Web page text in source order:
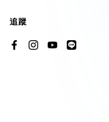
激發靈感找到生態系
追蹤